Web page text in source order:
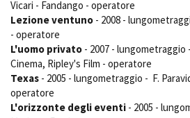
Vicari - Fandango - operatore
Lezione ventuno - 2008 -
- operatore
L'uomo privato - 2007 - lungometraggio
Cinema, Ripley's Film - operatore
Texas - 2005 - lungometraggio - F.
operatore
L'orizzonte degli eventi - 2005 -